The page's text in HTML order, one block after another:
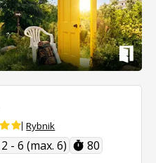
Rybnik
2 - 6 (max. 6) 80